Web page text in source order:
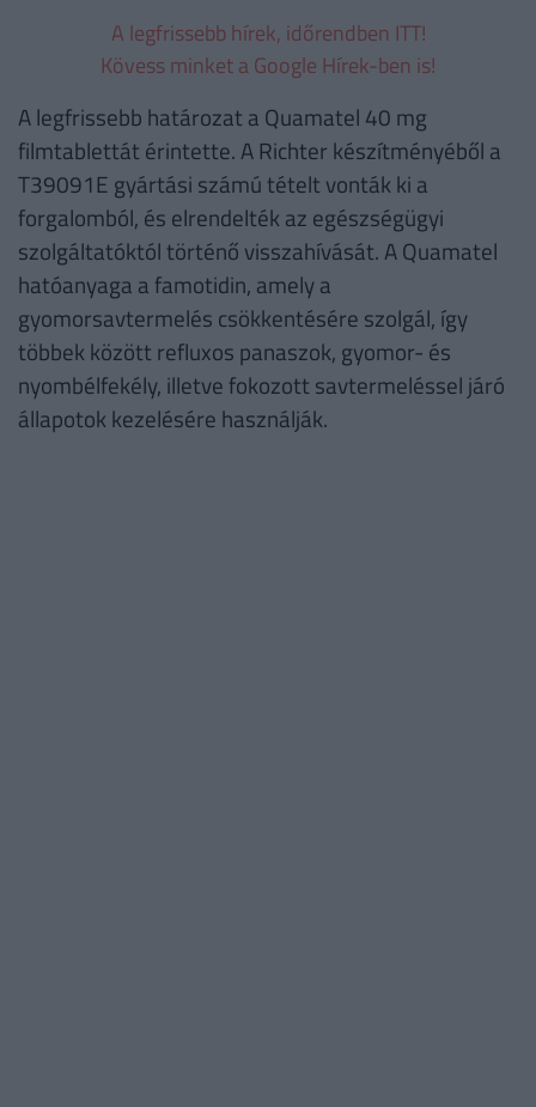
A legfrissebb hírek, időrendben ITT!
Kövess minket a Google Hírek-ben is!
A legfrissebb határozat a Quamatel 40 mg
filmtablettát érintette. A Richter készítményéből a
T39091E gyártási számú tételt vonták ki a
forgalomból, és elrendelték az egészségügyi
szolgáltatóktól történő visszahívását. A Quamatel
hatóanyaga a famotidin, amely a
gyomorsavtermelés csökkentésére szolgál, így
többek között refluxos panaszok, gyomor- és
nyombélfekély, illetve fokozott savtermeléssel járó
állapotok kezelésére használják.